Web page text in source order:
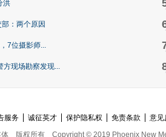
洪
：两个原因
7位摄影师...
方现场勘察发现...
服务 诚征英才 保护隐私权 免责条款 意见
版权所有 Copyright © 2019 Phoenix New